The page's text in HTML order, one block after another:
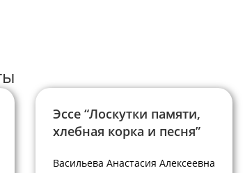
Эссе “Лоскутки памяти,
хлебная корка и песня”
Васильева Анастасия Алексеевна